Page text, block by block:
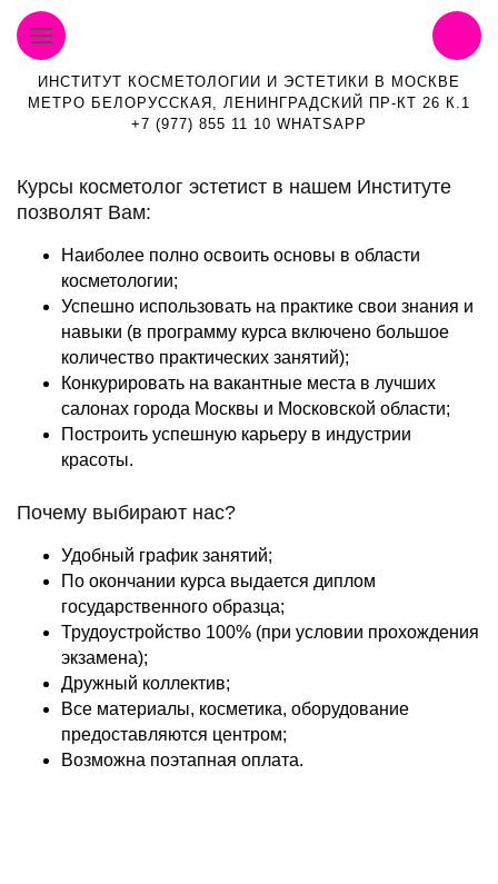
ИНСТИТУТ КОСМЕТОЛОГИИ И ЭСТЕТИКИ В МОСКВЕ
МЕТРО БЕЛОРУССКАЯ, ЛЕНИНГРАДСКИЙ ПР-КТ 26 К.1
+7 (977) 855 11 10 WHATSAPP
Курсы косметолог эстетист в нашем Институте
позволят Вам:
Наиболее полно освоить основы в области
косметологии;
Успешно использовать на практике свои знания и
навыки (в программу курса включено большое
количество практических занятий);
Конкурировать на вакантные места в лучших
салонах города Москвы и Московской области;
Построить успешную карьеру в индустрии
красоты.
Почему выбирают нас?
Удобный график занятий;
По окончании курса выдается диплом
государственного образца;
Трудоустройство 100% (при условии прохождения
экзамена);
Дружный коллектив;
Все материалы, косметика, оборудование
предоставляются центром;
Возможна поэтапная оплата.